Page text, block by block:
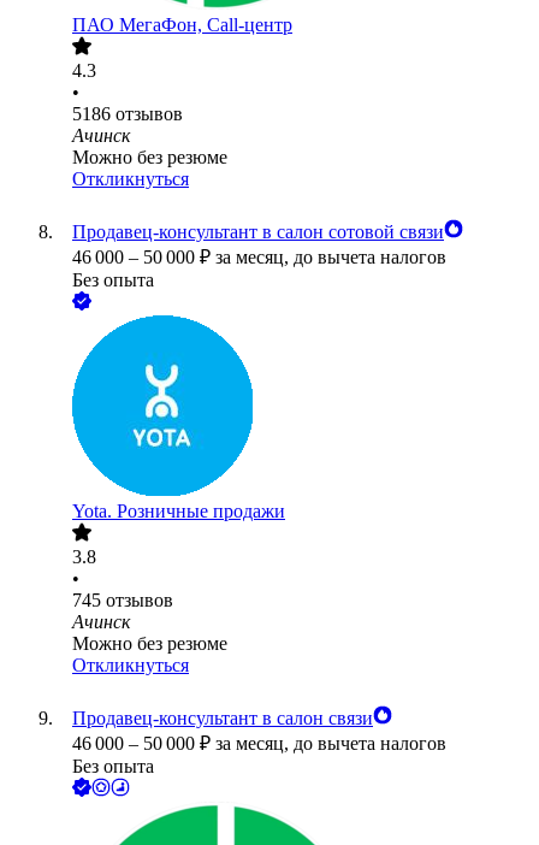
ПАО МегаФон, Call-центр
4.3
•
5186 отзывов
Ачинск
Можно без резюме
Откликнуться
Продавец-консультант в салон сотовой связи
46 000 – 50 000 ₽ за месяц, до вычета налогов
Без опыта
Yota. Розничные продажи
3.8
•
745 отзывов
Ачинск
Можно без резюме
Откликнуться
Продавец-консультант в салон связи
46 000 – 50 000 ₽ за месяц, до вычета налогов
Без опыта